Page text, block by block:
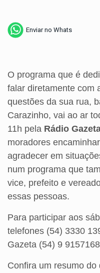
Enviar no Whats
O programa que é
falar diretamente com
questões da sua rua,
Carazinho, vai ao ar
11h pela Rádio
moradores
agradecer em
num programa que
vice, prefeito e
essas pessoas.
Para participar aos
telefones (54) 3330
Gazeta (54) 9
Confira um resumo